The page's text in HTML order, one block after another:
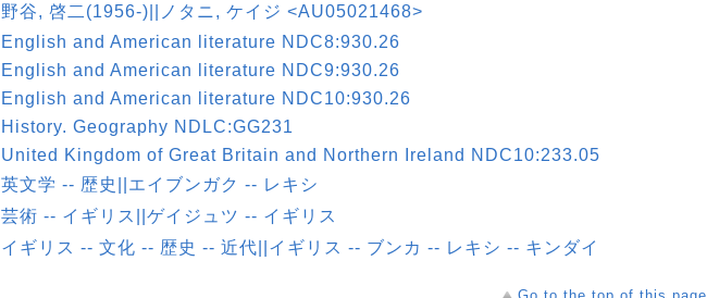
野谷, 啓二(1956-)||ノタニ, ケイジ <AU05021468>
English and American literature NDC8:930.26
English and American literature NDC9:930.26
English and American literature NDC10:930.26
History. Geography NDLC:GG231
United Kingdom of Great Britain and Northern Ireland NDC10:233.05
英文学 -- 歴史||エイブンガク -- レキシ
芸術 -- イギリス||ゲイジュツ -- イギリス
イギリス -- 文化 -- 歴史 -- 近代||イギリス -- ブンカ -- レキシ -- キンダイ